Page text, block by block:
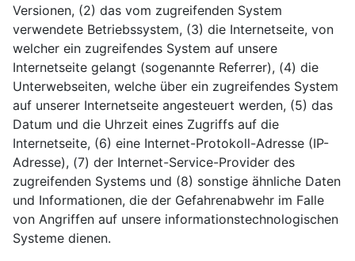
Versionen, (2) das vom zugreifenden System
verwendete Betriebssystem, (3) die Internetseite, von
welcher ein zugreifendes System auf unsere
Internetseite gelangt (sogenannte Referrer), (4) die
Unterwebseiten, welche über ein zugreifendes System
auf unserer Internetseite angesteuert werden, (5) das
Datum und die Uhrzeit eines Zugriffs auf die
Internetseite, (6) eine Internet-Protokoll-Adresse (IP-
Adresse), (7) der Internet-Service-Provider des
zugreifenden Systems und (8) sonstige ähnliche Daten
und Informationen, die der Gefahrenabwehr im Falle
von Angriffen auf unsere informationstechnologischen
Systeme dienen.